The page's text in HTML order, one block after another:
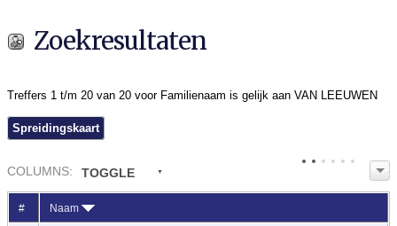
Zoekresultaten
Treffers 1 t/m 20 van 20 voor Familienaam is gelijk aan VAN LEEUWEN
Spreidingskaart
COLUMNS: TOGGLE
# Naam